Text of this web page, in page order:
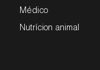
Médico
Nutrícion animal